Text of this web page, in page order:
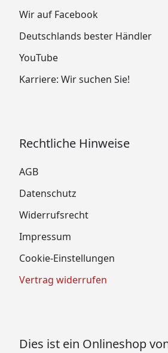
Wir auf Facebook
Deutschlands bester Händler
YouTube
Karriere: Wir suchen Sie!
Rechtliche Hinweise
AGB
Datenschutz
Widerrufsrecht
Impressum
Cookie-Einstellungen
Vertrag widerrufen
Dies ist ein Onlineshop